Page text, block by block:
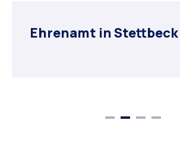
Ehrenamt in Stettbeck